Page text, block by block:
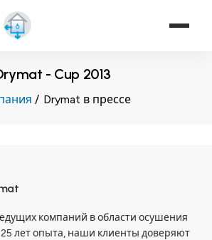
- Cup 2013
Drymat в прессе
компаний в области осушения
лет опыта, наши клиенты доверяют